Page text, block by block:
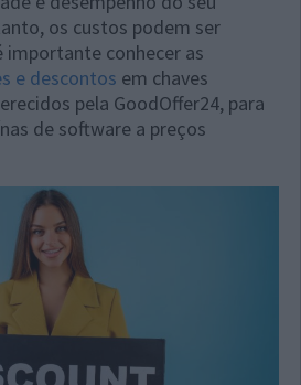
os custos podem ser
importante conhecer as
e descontos em chaves
pela GoodOffer24, para
de software a preços